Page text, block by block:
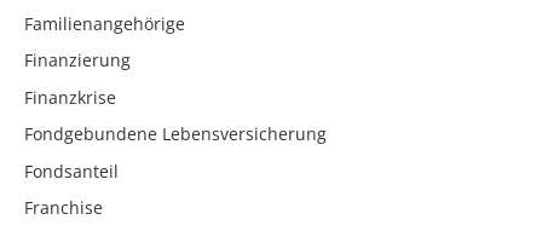
Familienangehörige
Finanzierung
Finanzkrise
Fondgebundene Lebensversicherung
Fondsanteil
Franchise